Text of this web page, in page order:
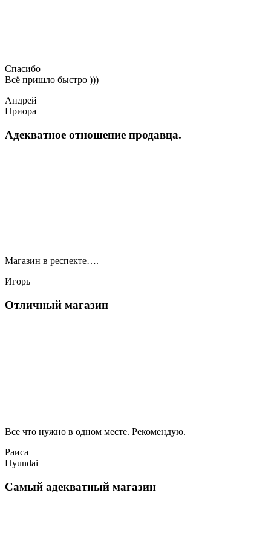
Спасибо
Всё пришло быстро )))
Андрей
Приора
Адекватное отношение продавца.
Магазин в респекте….
Игорь
Отличный магазин
Все что нужно в одном месте. Рекомендую.
Раиса
Hyundai
Самый адекватный магазин